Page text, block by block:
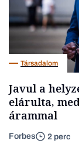
Társadalom
Javul a
elárulta,
árammal
Forbes 2 perc